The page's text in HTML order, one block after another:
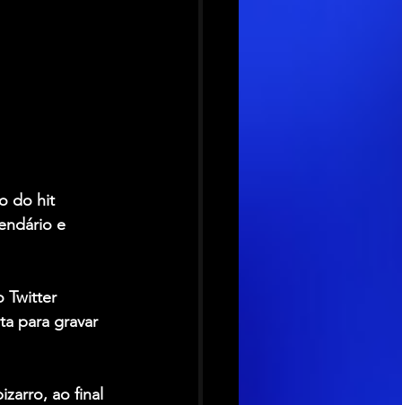
do hit
e
Twitter
para gravar
ao final